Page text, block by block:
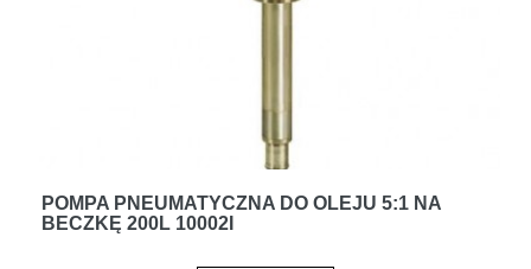
POMPA PNEUMATYCZNA DO OLEJU 5:1 NA
BECZKĘ 200L 10002I